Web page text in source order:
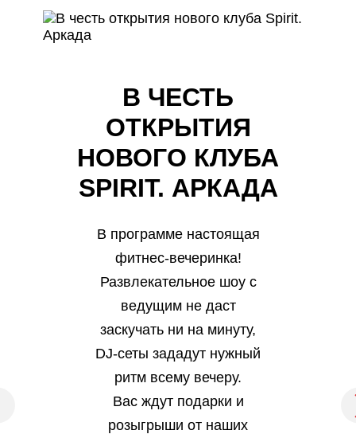
В ЧЕСТЬ
ОТКРЫТИЯ
НОВОГО КЛУБА
SPIRIT. АРКАДА
В программе настоящая
фитнес-вечеринка!
Развлекательное шоу с
ведущим не даст
заскучать ни на минуту,
DJ-сеты зададут нужный
ритм всему вечеру.
Вас ждут подарки и
розыгрыши от наших